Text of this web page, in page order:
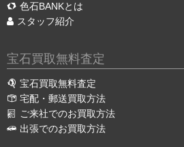
色石BANKとは
スタッフ紹介
宝石買取無料査定
宝石買取無料査定
宅配・郵送買取方法
ご来社でのお買取方法
出張でのお買取方法